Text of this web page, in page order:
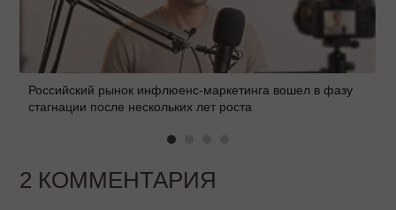
Российский рынок инфлюенс-маркетинга вошел в фазу
стагнации после нескольких лет роста
2 КОММЕНТАРИЯ